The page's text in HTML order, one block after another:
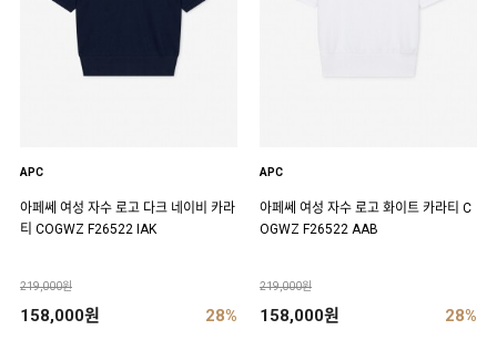
APC
아페쎄 여성 자수 로고 다크 네이비 카라
티 COGWZ F26522 IAK
219,000원
158,000원 28%
APC
아페쎄 여성 자수 로고 화이트 카라티 C
OGWZ F26522 AAB
219,000원
158,000원 28%